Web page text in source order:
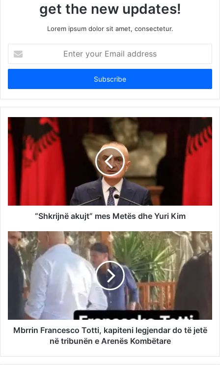
get the new updates!
Lorem ipsum dolor sit amet, consectetur.
your
Email
“Shkrijnë akujt” mes Metës dhe Yuri Kim
Mbrrin Francesco Totti, kapiteni legjendar do të jetë
në tribunën e Arenës Kombëtare